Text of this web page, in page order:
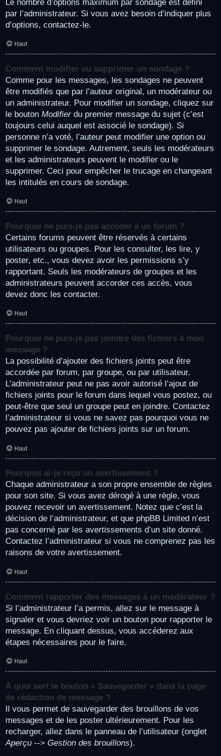
Le nombre d’options maximum par sondage est défini
par l’administrateur. Si vous avez besoin d’indiquer plus
d’options, contactez-le.
Haut
Comment modifier ou supprimer un sondage ?
Comme pour les messages, les sondages ne peuvent
être modifiés que par l’auteur original, un modérateur ou
un administrateur. Pour modifier un sondage, cliquez sur
le bouton Modifierdu premier message du sujet (c’est
toujours celui auquel est associé le sondage). Si
personne n’a voté, l’auteur peut modifier une option ou
supprimer le sondage. Autrement, seuls les modérateurs
et les administrateurs peuvent le modifier ou le
supprimer. Ceci pour empêcher le trucage en changeant
les intitulés en cours de sondage.
Haut
Pourquoi ne puis-je pas accéder à un forum ?
Certains forums peuvent être réservés à certains
utilisateurs ou groupes. Pour les consulter, les lire, y
poster, etc., vous devez avoir les permissions s’y
rapportant. Seuls les modérateurs de groupes et les
administrateurs peuvent accorder ces accès, vous
devez donc les contacter.
Haut
Pourquoi ne puis-je pas joindre des fichiers à mon
message ?
La possibilité d’ajouter des fichiers joints peut être
accordée par forum, par groupe, ou par utilisateur.
L’administrateur peut ne pas avoir autorisé l’ajout de
fichiers joints pour le forum dans lequel vous postez, ou
peut-être que seul un groupe peut en joindre. Contactez
l’administrateur si vous ne savez pas pourquoi vous ne
pouvez pas ajouter de fichiers joints sur un forum.
Haut
Pourquoi ai-je reçu un avertissement ?
Chaque administrateur a son propre ensemble de règles
pour son site. Si vous avez dérogé à une règle, vous
pouvez recevoir un avertissement. Notez que c’est la
décision de l’administrateur, et que phpBB Limited n’est
pas concerné par les avertissements d’un site donné.
Contactez l’administrateur si vous ne comprenez pas les
raisons de votre avertissement.
Haut
Comment rapporter des messages à un modérateur ?
Si l’administrateur l’a permis, allez sur le message à
signaler et vous devriez voir un bouton pour rapporter le
message. En cliquant dessus, vous accéderez aux
étapes nécessaires pour le faire.
Haut
À quoi sert le bouton « Sauvegarder » dans la page
de rédaction de message ?
Il vous permet de sauvegarder des brouillons de vos
messages et de les poster ultérieurement. Pour les
recharger, allez dans le panneau de l’utilisateur (onglet
Aperçu --> Gestion des brouillons).